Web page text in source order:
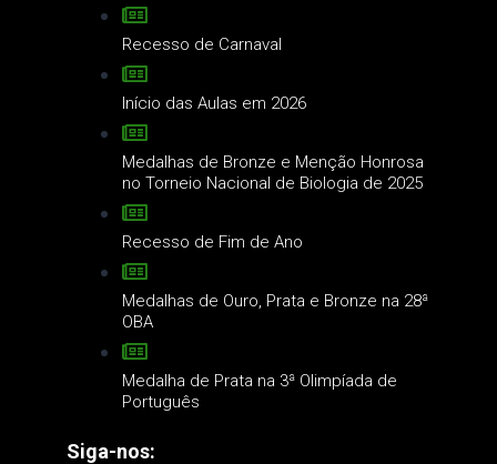
Recesso de Carnaval
Início das Aulas em 2026
Medalhas de Bronze e Menção Honrosa
no Torneio Nacional de Biologia de 2025
Recesso de Fim de Ano
Medalhas de Ouro, Prata e Bronze na 28ª
OBA
Medalha de Prata na 3ª Olimpíada de
Português
Siga-nos: